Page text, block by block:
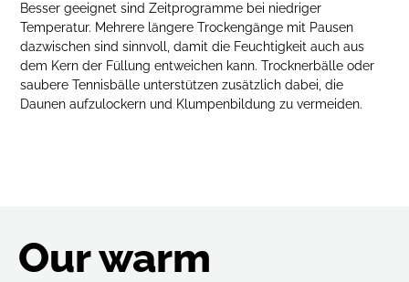
Besser geeignet sind Zeitprogramme bei niedriger
Temperatur. Mehrere längere Trockengänge mit Pausen
dazwischen sind sinnvoll, damit die Feuchtigkeit auch aus
dem Kern der Füllung entweichen kann. Trocknerbälle oder
saubere Tennisbälle unterstützen zusätzlich dabei, die
Daunen aufzulockern und Klumpenbildung zu vermeiden.
Our warm